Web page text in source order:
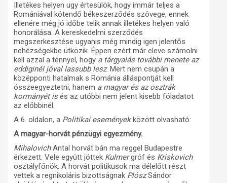
Illetékes helyen ugy értesülök, hogy immár teljes a
Romániával kötendő békeszerződés szövege, ennek
ellenére még jó időbe telik annak illetékes helyen való
honorálása. A kereskedelmi szerződés
megszerkesztése ugyanis még mindig igen jelentős
nehézségekbe ütközik. Éppen ezért már eleve számolni
kell azzal a ténnyel, hogy a tárgyalás további menete az
eddiginél jóval lassubb lesz. Mert nem csupán a
középponti hatalmak s Románia álláspontját kell
összeegyeztetni, hanem a magyar és az osztrák
kormányét isés az utóbbi nem jelent kisebb föladatot
az előbbinél.
A 6. oldalon, a Politikai eseményekközött olvasható:
A magyar-horvát pénzügyi egyezmény.
MihalovichAntal horvát bán ma reggel Budapestre
érkezett. Vele együtt jöttek Kulmergróf és Kriskovich
osztályfőnök. A horvát politikusok ma délelőtt részt
vettek a regnikoláris bizottságnak PlószSándor